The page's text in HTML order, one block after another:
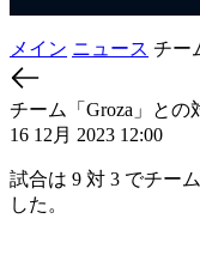
メイン ニュース チー
チーム「Groza」との
16 12月 2023 12:00
試合は 9 対 3 でチー
した。